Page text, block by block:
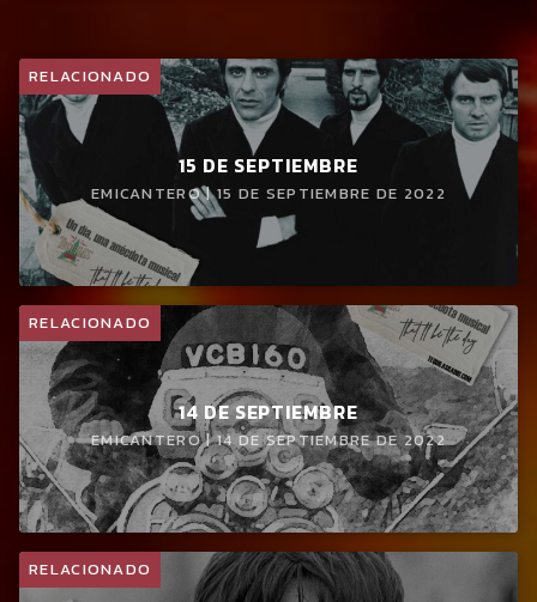
RELACIONADO
15 DE SEPTIEMBRE
EMICANTERO | 15 DE SEPTIEMBRE DE 2022
RELACIONADO
14 DE SEPTIEMBRE
EMICANTERO | 14 DE SEPTIEMBRE DE 2022
RELACIONADO